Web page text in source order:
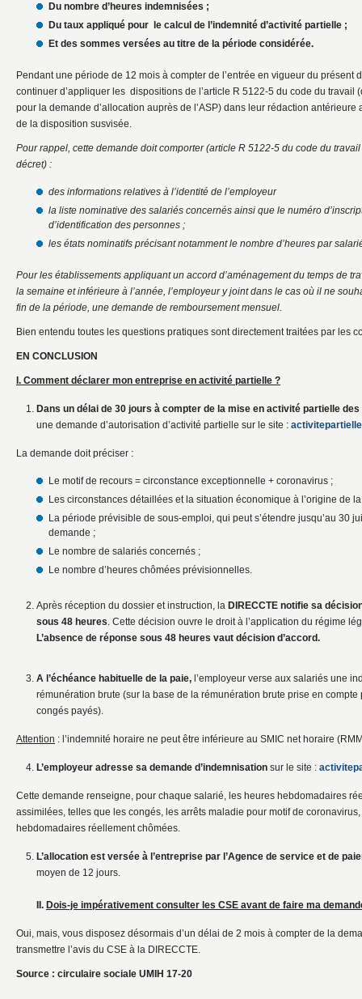
Du nombre d’heures indemnisées ;
Du taux appliqué pour le calcul de l’indemnité d’activité partielle ;
Et des sommes versées au titre de la période considérée.
Pendant une période de 12 mois à compter de l’entrée en vigueur du présent
continuer d’appliquer les dispositions de l’article R 5122-5 du code du travail
pour la demande d’allocation auprès de l’ASP) dans leur rédaction
de la disposition susvisée.
Pour rappel, cette demande doit comporter (article R 5122-5 du code du
décret) :
des informations relatives à l’identité de l’employeur
la liste nominative des salariés concernés ainsi que le numéro
d’identification des personnes ;
les états nominatifs précisant notamment le nombre d’heures par
Pour les établissements appliquant un accord d’aménagement du temps de
la semaine et inférieure à l’année, l’employeur y joint dans le cas où il ne
fin de la période, une demande de remboursement mensuel.
Bien entendu toutes les questions pratiques sont directement traitées par les
EN CONCLUSION
I. Comment déclarer mon entreprise en activité partielle ?
Dans un délai de 30 jours à compter de la mise en activité partielle
une demande d’autorisation d’activité partielle sur le site :
La demande doit préciser :
Le motif de recours = circonstance exceptionnelle + coronavirus ;
Les circonstances détaillées et la situation économique à l’origine de
La période prévisible de sous-emploi, qui peut s’étendre jusqu’au 30
demande ;
Le nombre de salariés concernés ;
Le nombre d’heures chômées prévisionnelles.
Après réception du dossier et instruction, la DIRECCTE notifie sa
sous 48 heures. Cette décision ouvre le droit à l’application du régime
L’absence de réponse sous 48 heures vaut décision d’accord.
A l’échéance habituelle de la paie, l’employeur verse aux salariés une
rémunération brute (sur la base de la rémunération brute prise en compte
congés payés).
Attention : l’indemnité horaire ne peut être inférieure au SMIC net horaire
L’employeur adresse sa demande d’indemnisation sur le site :
Cette demande renseigne, pour chaque salarié, les heures hebdomadaires
assimilées, telles que les congés, les arrêts maladie pour motif de
hebdomadaires réellement chômées.
L’allocation est versée à l’entreprise par l’Agence de service et de
moyen de 12 jours.
II. Dois-je impérativement consulter les CSE avant de faire ma
Oui, mais, vous disposez désormais d’un délai de 2 mois à compter de la
transmettre l’avis du CSE à la DIRECCTE.
Source : circulaire sociale UMIH 17-20